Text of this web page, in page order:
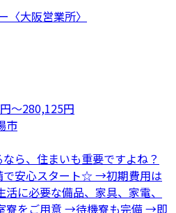
〈大阪営業所〉
〜280,125円
市
ら、住まいも重要ですよね？
安心スタート☆ →初期費用は
に必要な備品、家具、家電、
寮をご用意 →待機寮も完備 →即